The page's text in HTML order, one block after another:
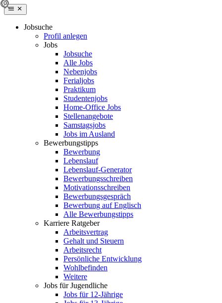
Jobsuche
Profil anlegen
Jobs
Jobsuche
Alle Jobs
Nebenjobs
Ferialjobs
Praktikum
Studentenjobs
Home-Office Jobs
Stellenangebote
Samstagsjobs
Jobs im Ausland
Bewerbungstipps
Bewerbung
Lebenslauf
Lebenslauf-Generator
Bewerbungsschreiben
Motivationsschreiben
Bewerbungsgespräch
Bewerbung auf Englisch
Alle Bewerbungstipps
Karriere Ratgeber
Arbeitsvertrag
Gehalt und Steuern
Arbeitsrecht
Persönliche Entwicklung
Wohlbefinden
Weitere
Jobs für Jugendliche
Jobs für 12-Jährige